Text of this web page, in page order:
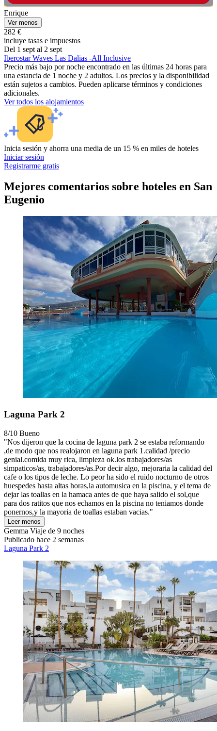
Enrique
Ver menos
282 €
incluye tasas e impuestos
Del 1 sept al 2 sept
Iberostar Waves Las Dalias -All Inclusive
Precio más bajo por noche encontrado en las últimas 24 horas para
una estancia de 1 noche y 2 adultos. Los precios y la disponibilidad
están sujetos a cambios. Pueden aplicarse términos y condiciones
adicionales.
Ver todos los alojamientos
Inicia sesión y ahorra una media de un 15 % en miles de hoteles
Iniciar sesión
Registrarme gratis
Mejores comentarios sobre hoteles en San
Eugenio
Laguna Park 2
8/10 Bueno
"Nos dijeron que la cocina de laguna park 2 se estaba reformando
,de modo que nos realojaron en laguna park 1.calidad /precio
genial.comida muy rica, limpieza ok.los trabajadores/as
simpaticos/as, trabajadores/as.Por decir algo, mejoraria la calidad del
cafe o los tipos de leche. Lo peor ha sido el ruido nocturno de otros
huespedes hasta altas horas,la automusica en la piscina, y el tema de
dejar las toallas en la hamaca antes de que haya salido el sol,que
para dos ratitos que nos echamos en la piscina no teniamos donde
ponernos,y la mayoria de toallas estaban vacias."
Leer menos
Gemma Viaje de 9 noches
Publicado hace 2 semanas
Laguna Park 2